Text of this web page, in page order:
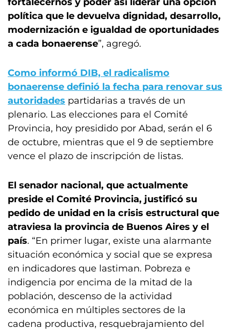
política que le devuelva dignidad, desarrollo,
modernización e igualdad de oportunidades
a cada bonaerense”, agregó.
Como informó DIB, el radicalismo
bonaerense definió la fecha para renovar sus
autoridades partidarias a través de un
plenario. Las elecciones para el Comité
Provincia, hoy presidido por Abad, serán el 6
de octubre, mientras que el 9 de septiembre
vence el plazo de inscripción de listas.
El senador nacional, que actualmente
preside el Comité Provincia, justificó su
pedido de unidad en la crisis estructural que
atraviesa la provincia de Buenos Aires y el
país. “En primer lugar, existe una alarmante
situación económica y social que se expresa
en indicadores que lastiman. Pobreza e
indigencia por encima de la mitad de la
población, descenso de la actividad
económica en múltiples sectores de la
cadena productiva, resquebrajamiento del